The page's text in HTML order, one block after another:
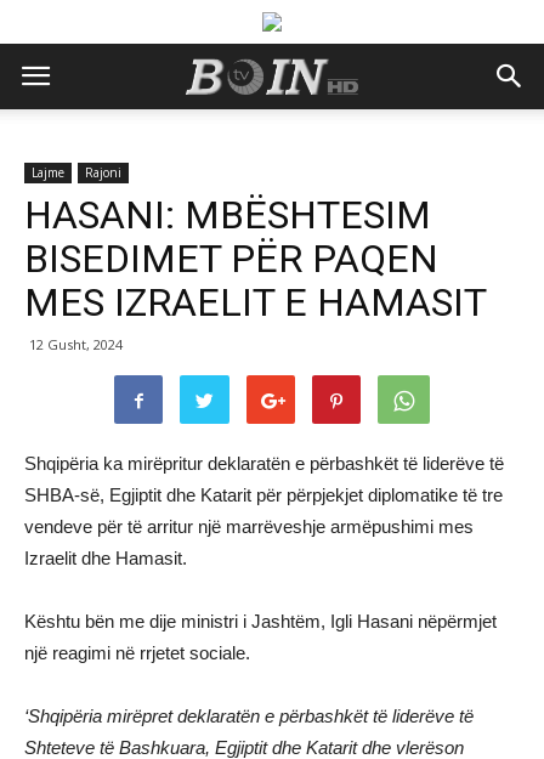
Lajme Rajoni
HASANI: MBËSHTESIM
BISEDIMET PËR PAQEN
MES IZRAELIT E HAMASIT
12 Gusht, 2024
Shqipëria ka mirëpritur deklaratën e përbashkët të liderëve të
SHBA-së, Egjiptit dhe Katarit për përpjekjet diplomatike të tre
vendeve për të arritur një marrëveshje armëpushimi mes
Izraelit dhe Hamasit.
Kështu bën me dije ministri i Jashtëm, Igli Hasani nëpërmjet
një reagimi në rrjetet sociale.
‘Shqipëria mirëpret deklaratën e përbashkët të liderëve të
Shteteve të Bashkuara, Egjiptit dhe Katarit dhe vlerëson